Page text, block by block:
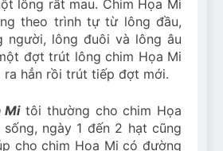
lông rất mau. Chim Họa Mi
theo trình tự từ lông đầu,
người, lông đuôi và lông âu
đợt trút lông chim Họa Mi
ra hẳn rồi trút tiếp đợt mới.
Mitôi thường cho chim Họa
ngày 1 đến 2 hạt cũng
cho chim Họa Mi có đường